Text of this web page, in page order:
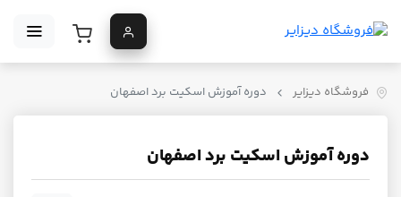
فروشگاه دیزایر دوره آموزش اسکیت برد اصفهان
دوره آموزش اسکیت برد اصفهان